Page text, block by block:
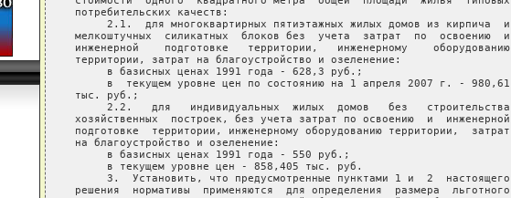
потребительских качеств:
     2.1.  для многоквартирных пятиэтажных жилых домов из кирпича  и
мелкоштучных  силикатных  блоков без  учета  затрат  по  освоению  и
инженерной    подготовке   территории,   инженерному    оборудованию
территории, затрат на благоустройство и озеленение:
     в базисных ценах 1991 года - 628,3 руб.;
     в  текущем уровне цен по состоянию на 1 апреля 2007 г. - 980,61
тыс. руб.;
     2.2.   для   индивидуальных  жилых  домов   без   строительства
хозяйственных  построек, без учета затрат по освоению  и  инженерной
подготовке  территории, инженерному оборудованию территории,  затрат
на благоустройство и озеленение:
     в базисных ценах 1991 года - 550 руб.;
     в текущем уровне цен - 858,405 тыс. руб.
     3.  Установить, что предусмотренные пунктами 1 и  2  настоящего
решения  нормативы  применяются  для определения  размера  льготного